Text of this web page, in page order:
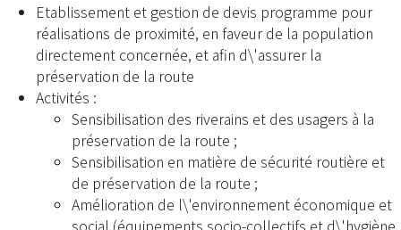
Etablissement et gestion de devis programme pour
réalisations de proximité, en faveur de la population
directement concernée, et afin d\'assurer la
préservation de la route
Activités :
Sensibilisation des riverains et des usagers à la
préservation de la route ;
Sensibilisation en matière de sécurité routière et
de préservation de la route ;
Amélioration de l\'environnement économique et
social (équipements socio-collectifs et d\'hygiène,